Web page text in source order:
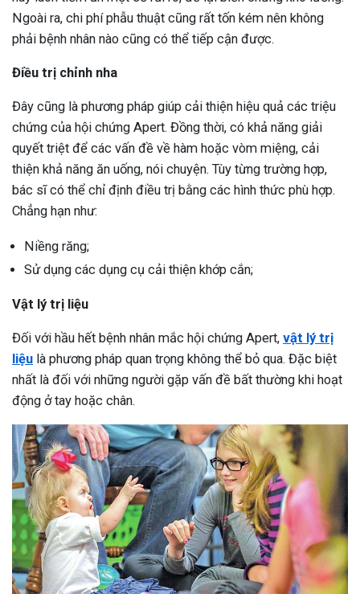
Ngoài ra, chi phí phẫu thuật cũng rất tốn kém nên không
phải bệnh nhân nào cũng có thể tiếp cận được.
Điều trị chỉnh nha
Đây cũng là phương pháp giúp cải thiện hiệu quả các triệu
chứng của hội chứng Apert. Đồng thời, có khả năng giải
quyết triệt để các vấn đề về hàm hoặc vòm miệng, cải
thiện khả năng ăn uống, nói chuyện. Tùy từng trường hợp,
bác sĩ có thể chỉ định điều trị bằng các hình thức phù hợp.
Chẳng hạn như:
Niềng răng;
Sử dụng các dụng cụ cải thiện khớp cắn;
Vật lý trị liệu
Đối với hầu hết bệnh nhân mắc hội chứng Apert, vật lý trị
liệu là phương pháp quan trọng không thể bỏ qua. Đặc biệt
nhất là đối với những người gặp vấn đề bất thường khi hoạt
động ở tay hoặc chân.